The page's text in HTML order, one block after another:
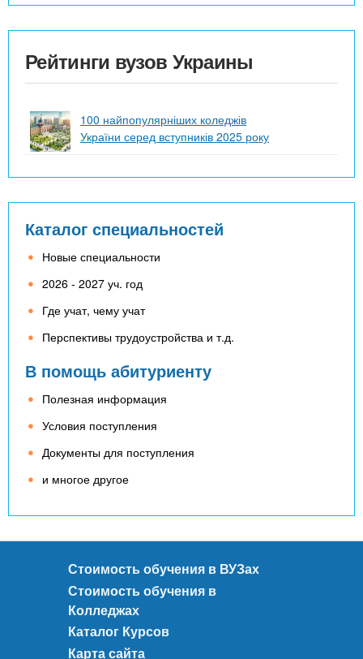
Рейтинги вузов Украины
100 найпопулярніших коледжів
України серед вступників 2025 року
Каталог специальностей
Новые специальности
2026 - 2027 уч. год
Где учат, чему учат
Перспективы трудоустройства и т.д.
В помощь абитуриенту
Полезная информация
Условия поступления
Документы для поступления
и многое другое
Стоимость обучения в ВУЗах
Стоимость обучения в
Колледжах
Каталог Курсов
Карта сайта